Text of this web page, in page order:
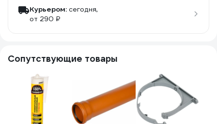
Курьером: сегодня,
от 290 ₽
Сопутствующие товары